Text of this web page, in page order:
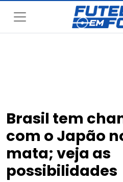
Brasil tem
com o Japão
mata; veja as
possibilidades